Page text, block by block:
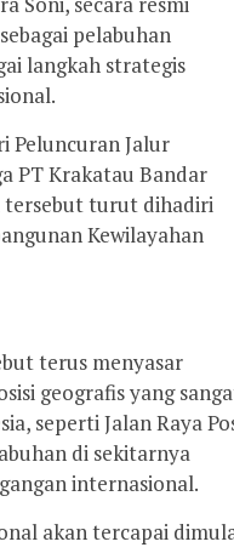
pelabuhan
langkah strategis
Peluncuran Jalur
PT Krakatau Bandar
tersebut turut dihadiri
Kewilayahan
terus menyasar
geografis yang
seperti Jalan Raya
di sekitarnya
internasional.
akan tercapai